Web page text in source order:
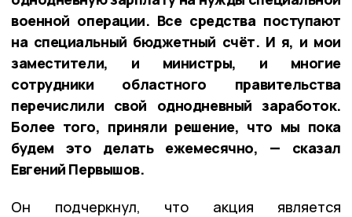
военной операции. Все средства поступают
на специальный бюджетный счёт. И я, и мои
заместители, и министры, и многие
сотрудники областного правительства
перечислили свой однодневный заработок.
Более того, приняли решение, что мы пока
будем это делать ежемесячно, — сказал
Евгений Первышов.
Он подчеркнул, что акция является